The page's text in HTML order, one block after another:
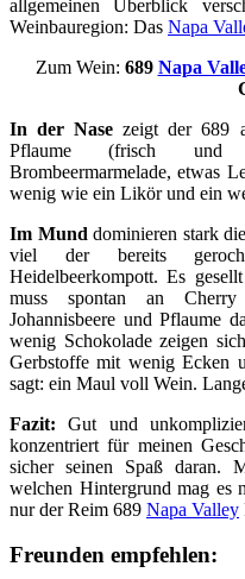
allgemeinen Überblick
Weinbauregion: Das Napa
Zum Wein: 689 Napa
In der Nase zeigt der 689
Pflaume (frisch und
Brombeermarmelade, etwas
wenig wie ein Likör und ein
Im Mund dominieren stark
viel der bereits
Heidelbeerkompott. Es
muss spontan an
Johannisbeere und Pflaume
wenig Schokolade zeigen
Gerbstoffe mit wenig Ecken
sagt: ein Maul voll Wein.
Fazit: Gut und
konzentriert für meinen
sicher seinen Spaß daran.
welchen Hintergrund mag es
nur der Reim 689 Napa Valley
Freunden empfehlen: